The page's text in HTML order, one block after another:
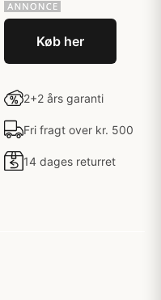
Køb her
2+2 års garanti
Fri fragt over kr. 500
14 dages returret